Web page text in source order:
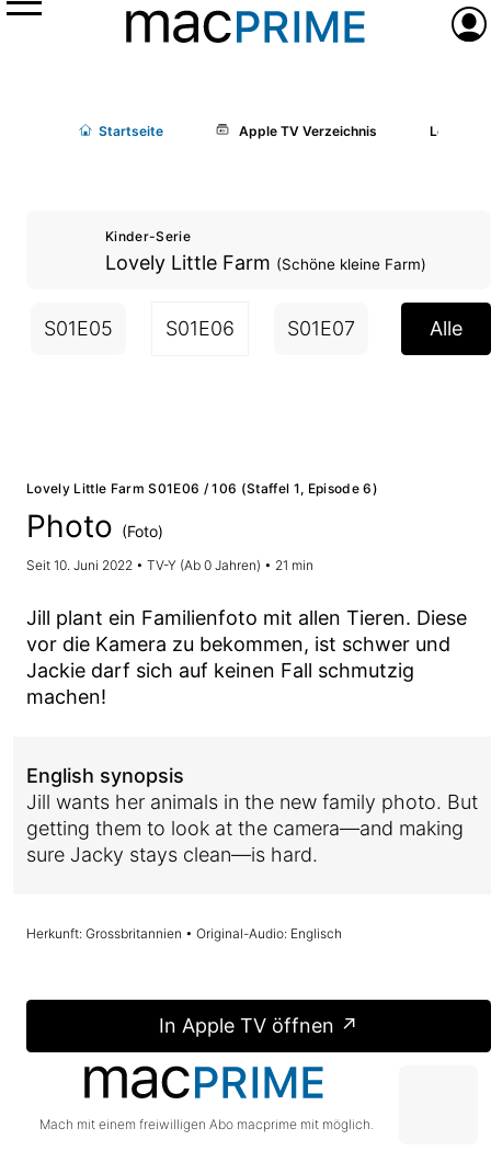
Menü
Startseite Apple TV Verzeichnis Lovely
Kinder-Serie
Lovely Little Farm (Schöne kleine Farm)
S01E05 S01E06 S01E07 S02E01
Alle
Lovely Little Farm S01E06 / 106 (Staffel 1, Episode 6)
Photo (Foto)
Seit 10. Juni 2022 • TV-Y (Ab 0 Jahren) • 21 min
Jill plant ein Familienfoto mit allen Tieren. Diese
vor die Kamera zu bekommen, ist schwer und
Jackie darf sich auf keinen Fall schmutzig
machen!
English synopsis
Jill wants her animals in the new family photo. But
getting them to look at the camera—and making
sure Jacky stays clean—is hard.
Herkunft: Grossbritannien • Original-Audio: Englisch
In Apple TV öffnen ↗
Mach mit einem freiwilligen Abo macprime mit möglich.